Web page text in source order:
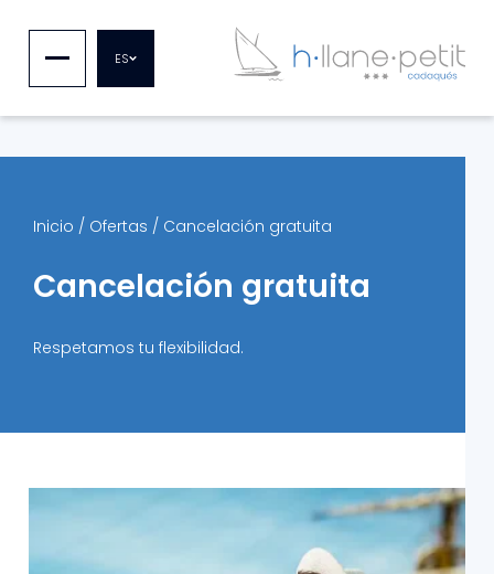
ES
Inicio / Ofertas / Cancelación gratuita
Cancelación gratuita
Respetamos tu flexibilidad.